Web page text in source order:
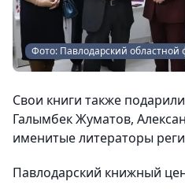
Фото: Павлодарский
Свои книги также
Галымбек Жуматов,
именитые литераторы
Павлодарский книжный